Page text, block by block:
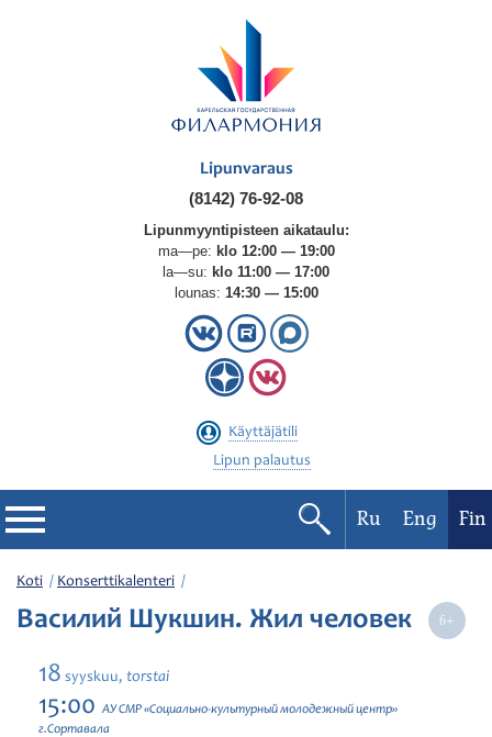
Lipunvaraus
(8142) 76-92-08
Lipunmyyntipisteen aikataulu:
ma—pe: klo 12:00 — 19:00
la—su: klo 11:00 — 17:00
lounas: 14:30 — 15:00
Käyttäjätili
Lipun palautus
Filharmonia
Konserttikalenteri
Festivaalit
Ru Eng Fin
Koti Konserttikalenteri
Василий Шукшин. Жил человек
18 syyskuu, torstai
15:00 АУ СМР «Социально-культурный молодежный центр»
г.Сортавала